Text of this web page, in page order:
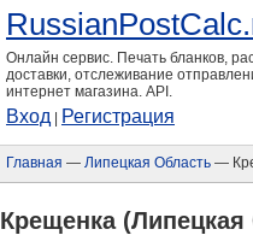
Онлайн сервис. Печать бланков,
доставки, отслеживание
интернет магазина. API.
Вход Регистрация
Главная — Липецкая Область —
Крещенка (Липецкая